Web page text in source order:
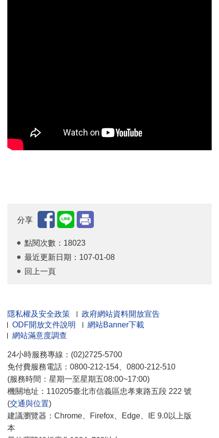
分享
點閱次數：18023
最近更新日期：107-01-08
回上一頁
隱私權及安全政策
政府網站資料開放宣告
ODF開放文件說明
網站Banner下載
網站滿意度調查
24小時服務專線：(02)2725-5700
免付費服務電話：0800-212-154、0800-212-510
(服務時間：星期一至星期五08:00~17:00)
機關地址：110205臺北市信義區忠孝東路五段 222 號
(交通與位置)
建議瀏覽器：Chrome、Firefox、Edge、IE 9.0以上版
本